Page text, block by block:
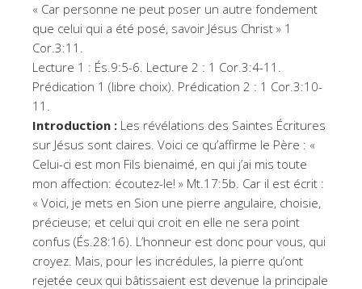
« Car personne ne peut poser un autre fondement
que celui qui a été posé, savoir Jésus Christ » 1
Cor.3:11.
Lecture 1 : És.9:5-6. Lecture 2 : 1 Cor.3:4-11.
Prédication 1 (libre choix). Prédication 2 : 1 Cor.3:10-
11.
Introduction : Les révélations des Saintes Écritures
sur Jésus sont claires. Voici ce qu’affirme le Père : «
Celui-ci est mon Fils bienaimé, en qui j’ai mis toute
mon affection: écoutez-le! » Mt.17:5b. Car il est écrit :
« Voici, je mets en Sion une pierre angulaire, choisie,
précieuse; et celui qui croit en elle ne sera point
confus (És.28:16). L’honneur est donc pour vous, qui
croyez. Mais, pour les incrédules, la pierre qu’ont
rejetée ceux qui bâtissaient est devenue la principale